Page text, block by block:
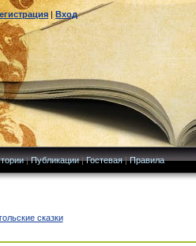
|Вход
|Публикации|Гостевая|Правила
сказки